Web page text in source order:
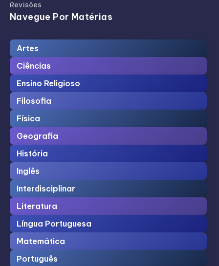
Revisões
Navegue Por Matérias
Artes
Ciências
Ensino Religioso
Filosofia
Física
Geografia
História
Inglês
Interdisciplinar
Literatura
Língua Portuguesa
Matemática
Português